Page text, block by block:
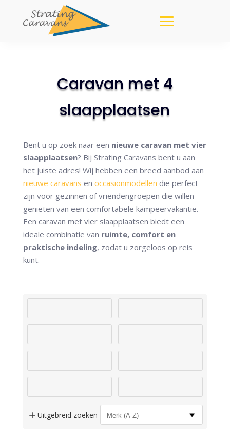
Caravan met 4
slaapplaatsen
Bent u op zoek naar een nieuwe caravan met vier
slaapplaatsen? Bij Strating Caravans bent u aan
het juiste adres! Wij hebben een breed aanbod aan
nieuwe caravans en occasionmodellen die perfect
zijn voor gezinnen of vriendengroepen die willen
genieten van een comfortabele kampeervakantie.
Een caravan met vier slaapplaatsen biedt een
ideale combinatie van ruimte, comfort en
praktische indeling, zodat u zorgeloos op reis
kunt.
Uitgebreid zoeken